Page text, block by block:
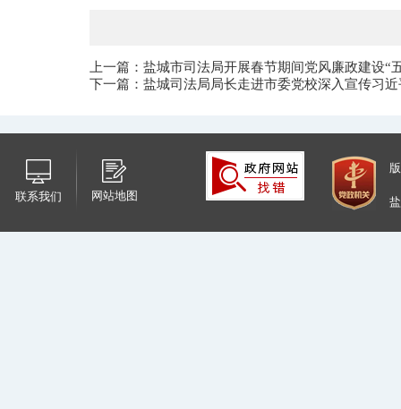
上一篇：盐城市司法局开展春节期间党风廉政建设“
下一篇：盐城司法局局长走进市委党校深入宣传习
联系我们 网站地图